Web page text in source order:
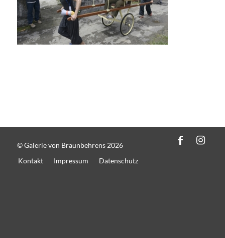
© Galerie von Braunbehrens 2026
Kontakt
Impressum Datenschutz